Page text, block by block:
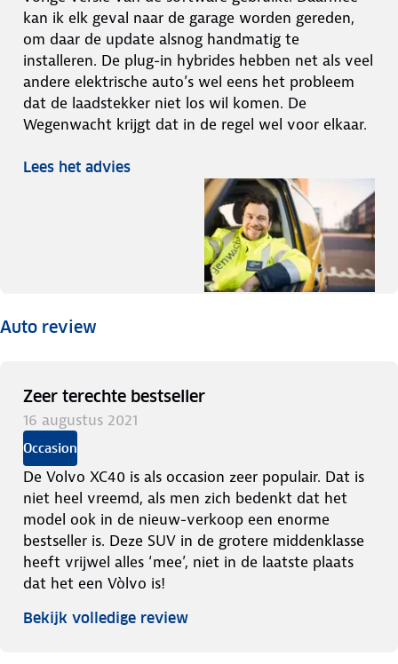
kan ik elk geval naar de garage worden gereden,
om daar de update alsnog handmatig te
installeren. De plug-in hybrides hebben net als veel
andere elektrische auto’s wel eens het probleem
dat de laadstekker niet los wil komen. De
Wegenwacht krijgt dat in de regel wel voor elkaar.
Lees het advies
Auto review
Zeer terechte bestseller
16 augustus 2021
Occasion
De Volvo XC40 is als occasion zeer populair. Dat is
niet heel vreemd, als men zich bedenkt dat het
model ook in de nieuw-verkoop een enorme
bestseller is. Deze SUV in de grotere middenklasse
heeft vrijwel alles ‘mee’, niet in de laatste plaats
dat het een Vòlvo is!
Bekijk volledige review